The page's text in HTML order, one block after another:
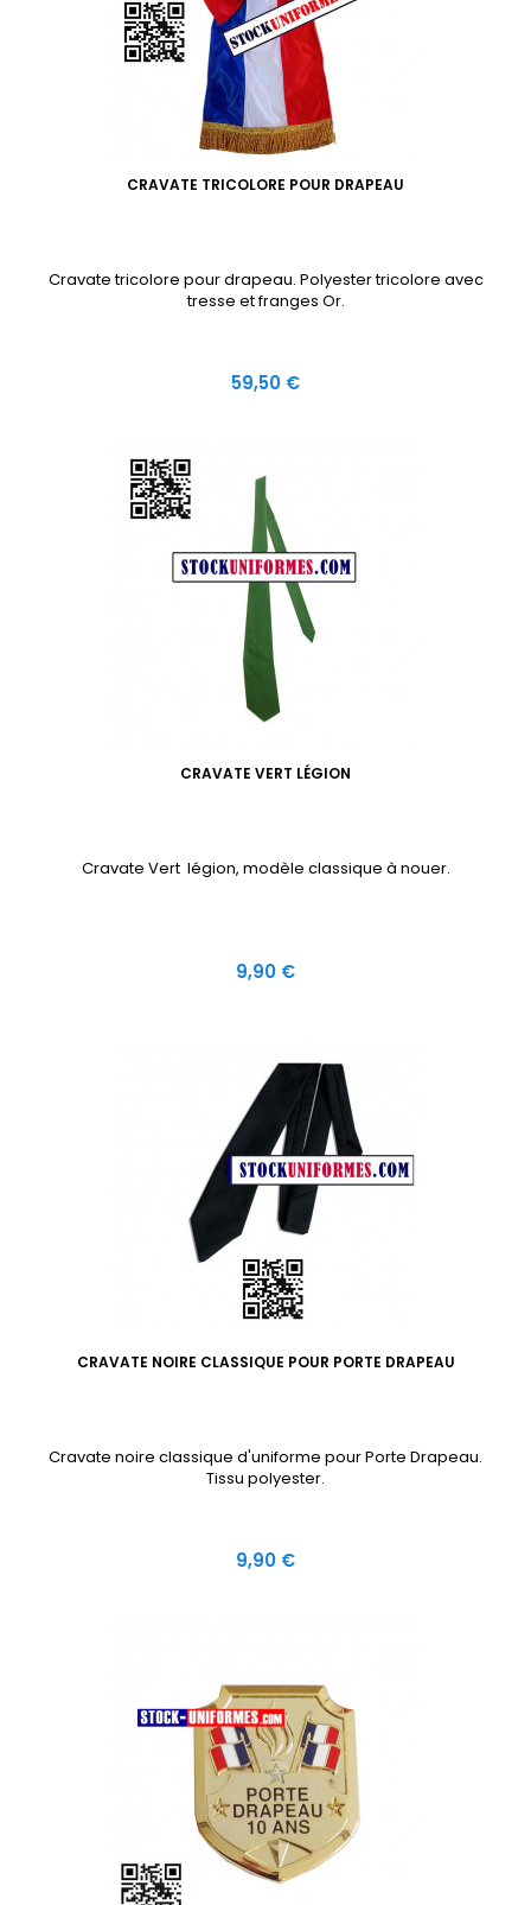
CRAVATE TRICOLORE POUR DRAPEAU
Cravate tricolore pour drapeau. Polyester tricolore avec
tresse et franges Or.
Prix
59,50 €
CRAVATE VERT LÉGION
Cravate Vert légion, modèle classique à nouer.
Prix
9,90 €
CRAVATE NOIRE CLASSIQUE POUR PORTE DRAPEAU
Cravate noire classique d'uniforme pour Porte Drapeau.
Tissu polyester.
Prix
9,90 €